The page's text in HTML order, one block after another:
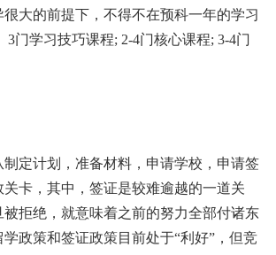
大的前提下，不得不在预科一年的学习
3门学习技巧课程; 2-4门核心课程; 3-4门
制定计划，准备材料，申请学校，申请签
卡，其中，签证是较难逾越的一道关
拒绝，就意味着之前的努力全部付诸东
政策和签证政策目前处于“利好”，但竞